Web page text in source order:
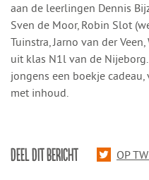
aan de leerlingen Dennis
Sven de Moor, Robin Slot
Tuinstra, Jarno van der
uit klas N1l van de
jongens een boekje cadeau,
met inhoud.
DEEL DIT BERICHT OP